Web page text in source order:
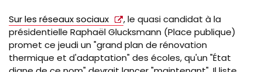
Sur les réseaux sociaux
, le quasi candidat à la
présidentielle Raphaël Glucksmann (Place publique)
promet ce jeudi un "grand plan de rénovation
thermique et d'adaptation" des écoles, qu'un "État